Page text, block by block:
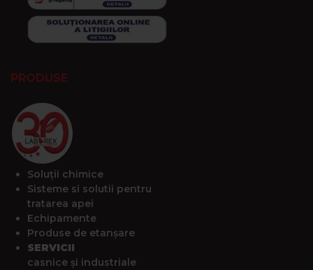
PRODUSE
Soluții chimice
Sisteme si solutii pentru
tratarea apei
Echipamente
Produse de etanșare
SERVICII
casnice și industriale